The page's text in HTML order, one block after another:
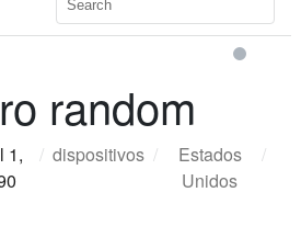
random
1,
/ dispositivos /
Estados
Unidos
/